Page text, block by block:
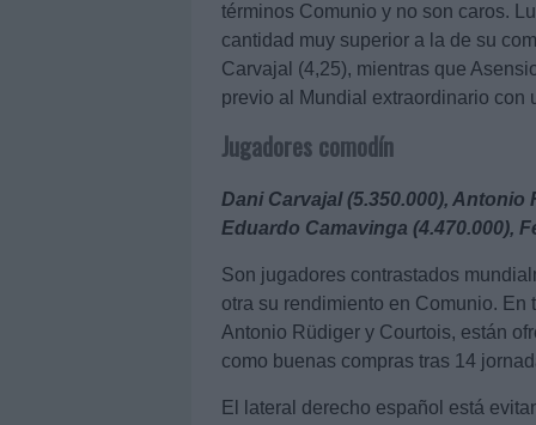
términos Comunio y no son caros.
cantidad muy superior a la de su
Carvajal (4,25), mientras que
previo al Mundial extraordinario con
Jugadores comodín
Dani Carvajal (5.350.000), Antonio
Eduardo Camavinga (4.470.000),
Son jugadores contrastados
otra su rendimiento en Comunio. En
Antonio Rüdiger y Courtois, están
como buenas compras tras 14
El lateral derecho español está